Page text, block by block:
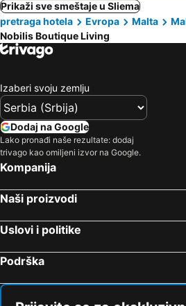
Prikaži sve smeštaje u Sliema
pretraga hotela
Evropa Malta
Nobilis Boutique Living
Izaberi svoju zemlju
Dodaj na Google
Lako pronađi naše rezultate: dodaj
trivago kao omiljeni izvor na Google.
Kompanija
Naši proizvodi
Uslovi i politike
Podrška